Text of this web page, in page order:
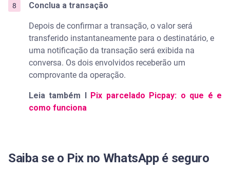
Conclua a transação
Depois de confirmar a transação, o valor será
transferido instantaneamente para o destinatário, e
uma notificação da transação será exibida na
conversa. Os dois envolvidos receberão um
comprovante da operação.
Leia também I
Pix parcelado Picpay: o que é e
como funciona
Saiba se o Pix no WhatsApp é seguro